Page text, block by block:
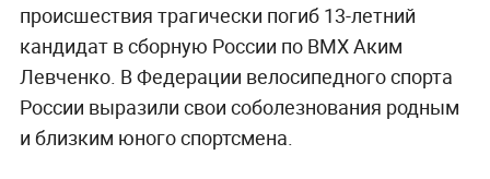
происшествия трагически погиб 13-летний
кандидат в сборную России по BMX Аким
Левченко. В Федерации велосипедного спорта
России выразили свои соболезнования родным
и близким юного спортсмена.